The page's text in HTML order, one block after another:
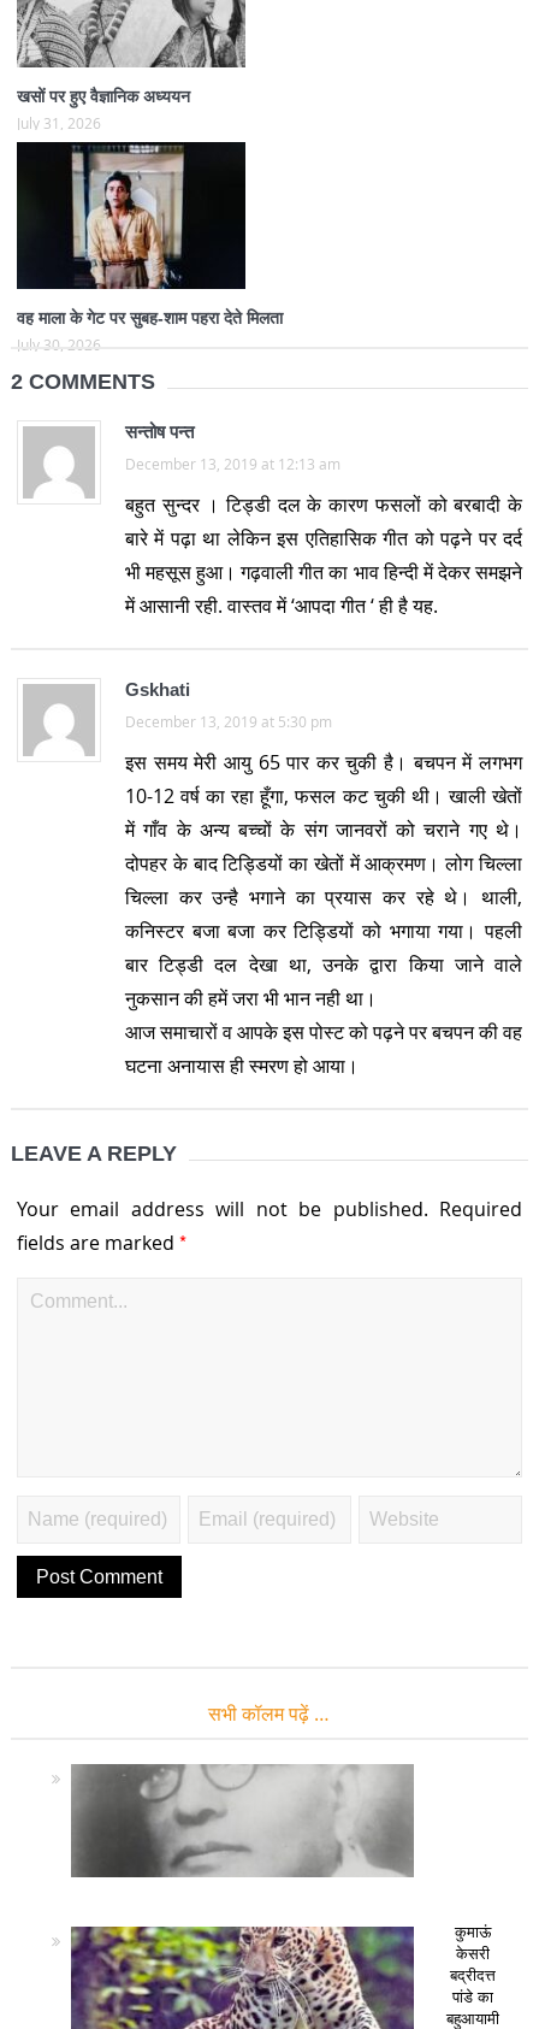
खसों पर हुए वैज्ञानिक अध्ययन
July 31, 2026
वह माला के गेट पर सुबह-शाम पहरा देते मिलता
July 30, 2026
2 COMMENTS
सन्तोष पन्त
December 13, 2019 at 12:13 am
बहुत सुन्दर । टिड्डी दल के कारण फसलों को बरबादी के
बारे में पढ़ा था लेकिन इस एतिहासिक गीत को पढ़ने पर दर्द
भी महसूस हुआ। गढ़वाली गीत का भाव हिन्दी में देकर समझने
में आसानी रही. वास्तव में ‘आपदा गीत ‘ ही है यह.
Gskhati
December 13, 2019 at 5:30 pm
इस समय मेरी आयु 65 पार कर चुकी है। बचपन में लगभग
10-12 वर्ष का रहा हूँगा, फसल कट चुकी थी। खाली खेतों
में गाँव के अन्य बच्चों के संग जानवरों को चराने गए थे।
दोपहर के बाद टिड्डियों का खेतों में आक्रमण। लोग चिल्ला
चिल्ला कर उन्है भगाने का प्रयास कर रहे थे। थाली,
कनिस्टर बजा बजा कर टिड्डियों को भगाया गया। पहली
बार टिड्डी दल देखा था, उनके द्वारा किया जाने वाले
नुकसान की हमें जरा भी भान नही था।
आज समाचारों व आपके इस पोस्ट को पढ़ने पर बचपन की वह
घटना अनायास ही स्मरण हो आया।
LEAVE A REPLY
Your email address will not be published. Required
fields are marked *
सभी कॉलम पढ़ें …
कुमाऊं
केसरी
बद्रीदत्त
पांडे का
बहुआयामी